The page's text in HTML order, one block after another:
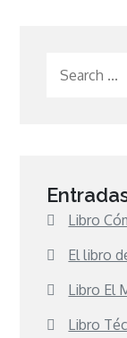
Libro
El libro
Libro El
Libro